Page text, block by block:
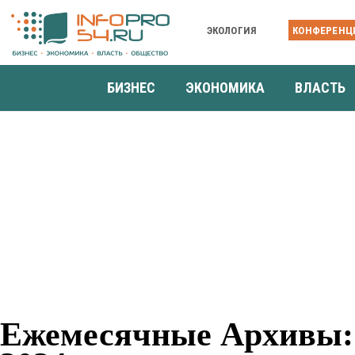
ЭКОЛОГИЯ
БИЗНЕС ЭКОНОМИКА ВЛАСТЬ
Ежемесячные